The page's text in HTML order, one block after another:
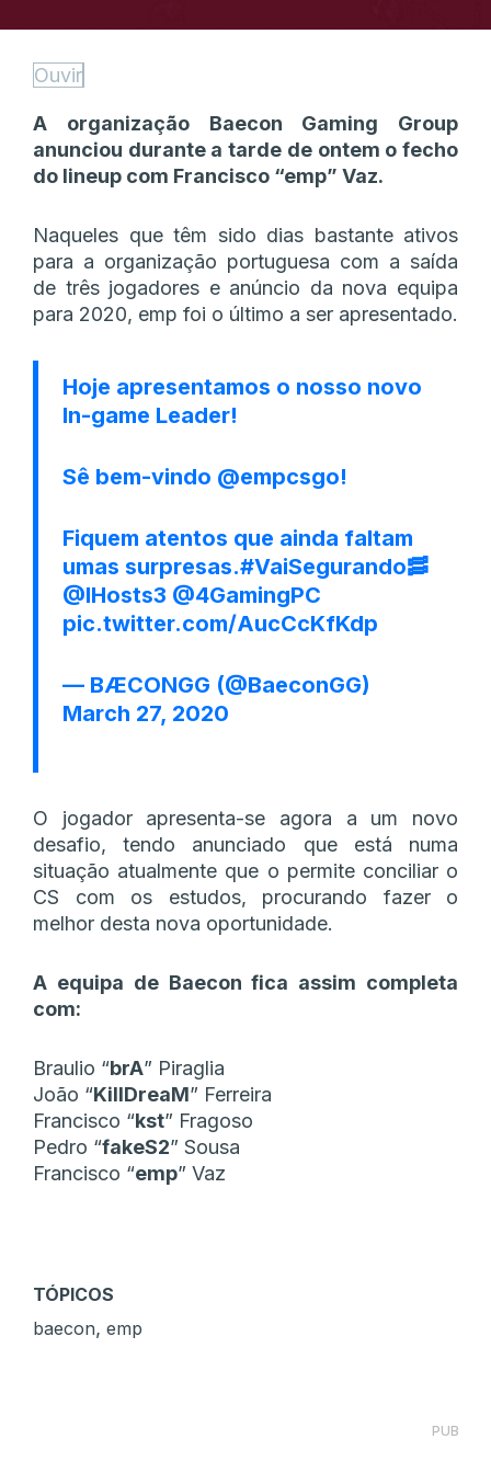
Ouvir
A organização Baecon Gaming Group
anunciou durante a tarde de ontem o fecho
do lineup com Francisco “emp” Vaz.
Naqueles que têm sido dias bastante ativos
para a organização portuguesa com a saída
de três jogadores e anúncio da nova equipa
para 2020, emp foi o último a ser apresentado.
Hoje apresentamos o nosso novo
In-game Leader!
Sê bem-vindo @empcsgo!
Fiquem atentos que ainda faltam
umas surpresas.#VaiSegurando🥓
@IHosts3 @4GamingPC
pic.twitter.com/AucCcKfKdp
— BÆCONGG (@BaeconGG)
March 27, 2020
O jogador apresenta-se agora a um novo
desafio, tendo anunciado que está numa
situação atualmente que o permite conciliar o
CS com os estudos, procurando fazer o
melhor desta nova oportunidade.
A equipa de Baecon fica assim completa
com:
Braulio “brA” Piraglia
João “KillDreaM” Ferreira
Francisco “kst” Fragoso
Pedro “fakeS2” Sousa
Francisco “emp” Vaz
TÓPICOS
baecon, emp
PUB